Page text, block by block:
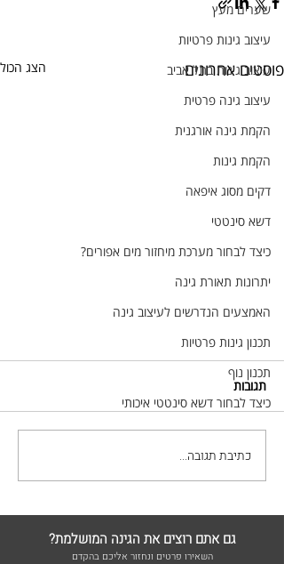
שערים מעץ
עיצוב גינות פרטיות
עיצוב גינות בתל אביב
עיצוב גינה פרטית
הקמת גינה אורגנית
הקמת גינות
דקים מסוג איפאה
דשא סינטטי
כיצד לבחור מערכת מיחזור מים אפורים?
יתרונות תאורת גינה
האמצעים הנדרשים לעיצוב גינה
תכנון גינות פרטיות
תכנון נוף
כיצד לבחור דשא סינטטי איכותי
פוסטים אחרונים הצג הכול
הגינה שלכם
תגובות
כתיבת תגובה...
גם אתם רוצים את הגינה המושלמת?
השאירו פרטים ונחזור אליכם בהקדם